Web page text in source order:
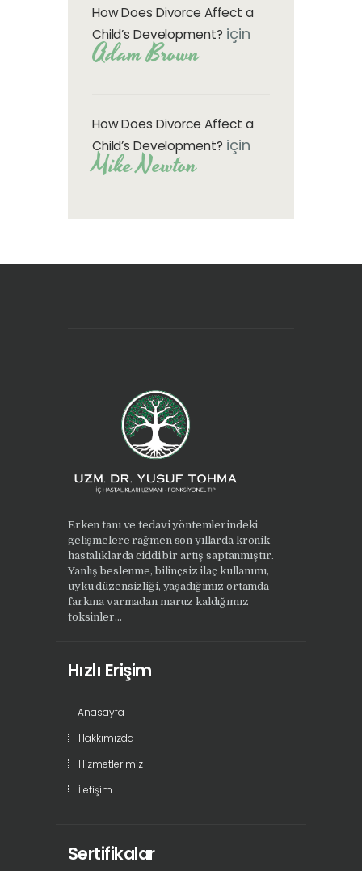
How Does Divorce Affect a
Child’s Development? için
Adam Brown
How Does Divorce Affect a
Child’s Development? için
Mike Newton
Erken tanı ve tedavi yöntemlerindeki
gelişmelere rağmen son yıllarda kronik
hastalıklarda ciddi bir artış saptanmıştır.
Yanlış beslenme, bilinçsiz ilaç kullanımı,
uyku düzensizliği, yaşadığımız ortamda
farkına varmadan maruz kaldığımız
toksinler...
Hızlı Erişim
Anasayfa
Hakkımızda
Hizmetlerimiz
İletişim
Sertifikalar